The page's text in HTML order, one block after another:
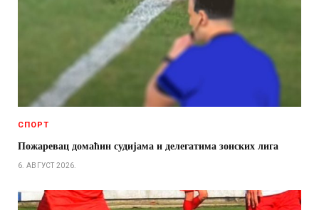
СПОРТ
Пожаревац домаћин судијама и делегатима зонских лига
6. АВГУСТ 2026.